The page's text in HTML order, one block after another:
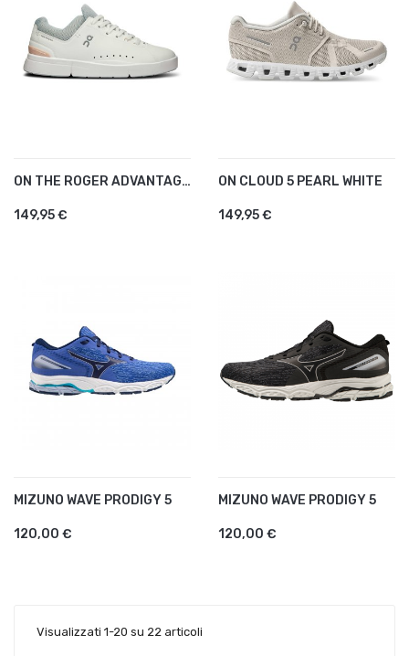
ON THE ROGER ADVANTAGE...
149,95 €
ON CLOUD 5 PEARL WHITE
149,95 €
MIZUNO WAVE PRODIGY 5
120,00 €
MIZUNO WAVE PRODIGY 5
120,00 €
Visualizzati 1-20 su 22 articoli